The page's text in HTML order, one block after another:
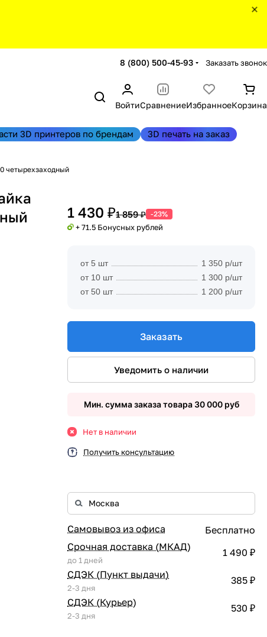
8 (800) 500-45-93 Заказать звонок
ВойтиСравнениеИзбранноеКорзина
3D принтеров по брендам 3D печать на заказ
четырехзаходный
1 430 ₽1 859 ₽ -23%
+ 71.5 Бонусных рублей
от 5 шт
1 350 р/шт
от 10 шт
1 300 р/шт
от 50 шт
1 200 р/шт
Заказать
Уведомить о наличии
Мин. сумма заказа товара 30 000 руб
Нет в наличии
Получить консультацию
Самовывоз из офиса
Бесплатно
Срочная доставка (МКАД)
до 1 дней
1 490 ₽
СДЭК (Пункт выдачи)
2-3 дня
385 ₽
СДЭК (Курьер)
2-3 дня
530 ₽